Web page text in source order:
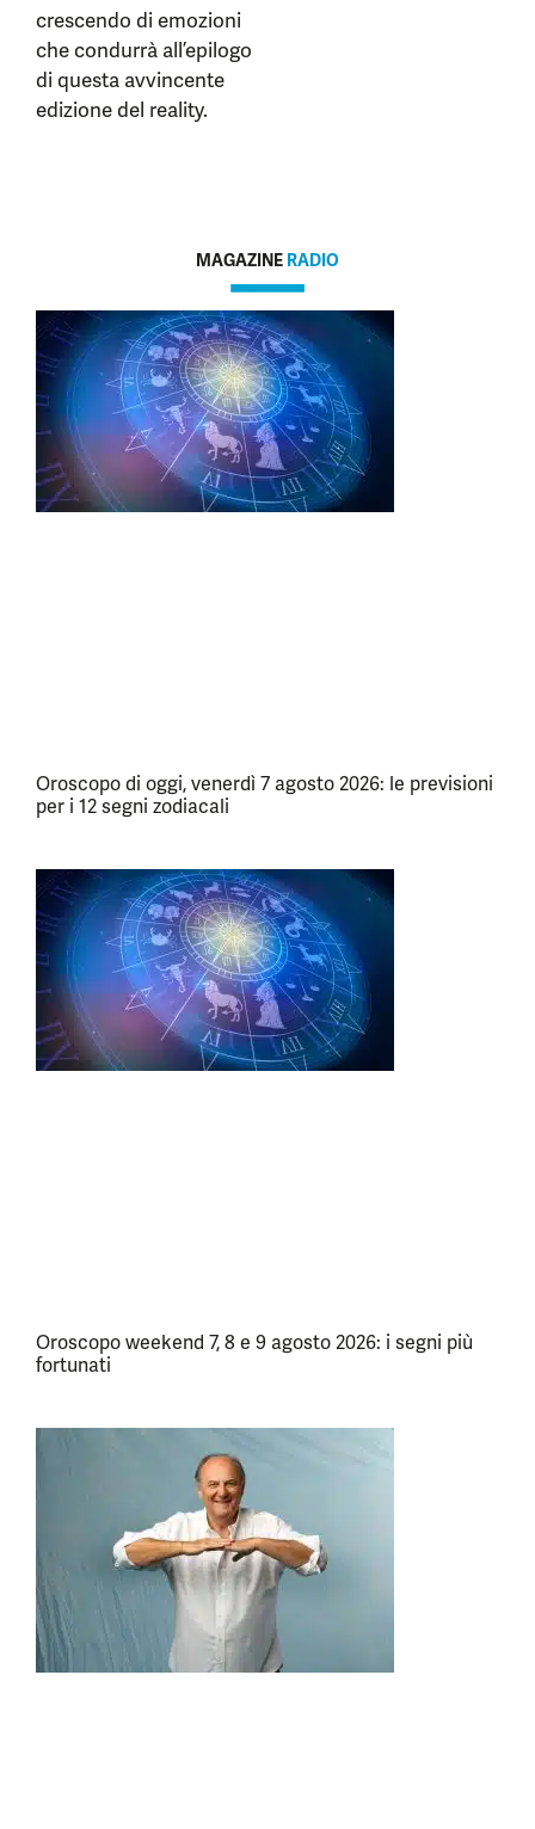
crescendo di emozioni
che condurrà all’epilogo
di questa avvincente
edizione del reality.
MAGAZINE RADIO
Oroscopo di oggi, venerdì 7 agosto 2026: le previsioni
per i 12 segni zodiacali
Oroscopo weekend 7, 8 e 9 agosto 2026: i segni più
fortunati